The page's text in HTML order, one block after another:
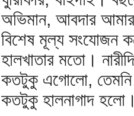
অভিমান, আবদার
বিশেষ মূল্য সংযোজন
হালখাতার মতো।
কতটুকু এগোলো, তেমনি
কতটুকু হালনাগাদ